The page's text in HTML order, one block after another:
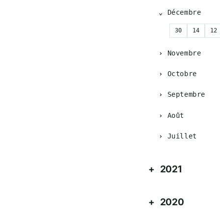
Décembre
30 14 12
Novembre
Octobre
Septembre
Août
Juillet
2021
2020